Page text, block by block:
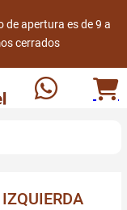
de apertura es de 9 a
cerrados